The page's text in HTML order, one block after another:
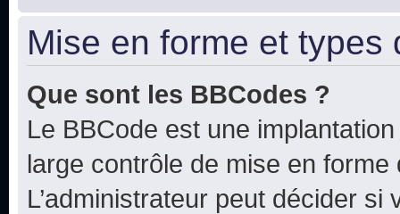
Mise en forme et types
Que sont les BBCodes ?
Le BBCode est une
large contrôle de mise en forme
L’administrateur peut décider